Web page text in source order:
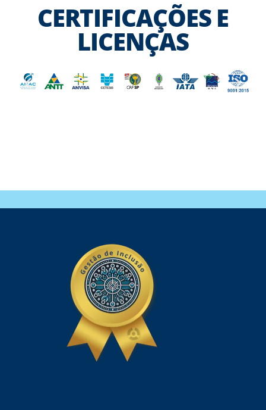
CERTIFICAÇÕES E
LICENÇAS